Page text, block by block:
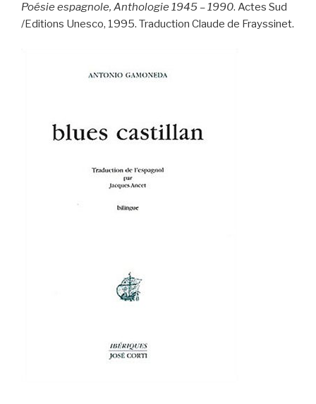
Poésie espagnole, Anthologie 1945 – 1990. Actes Sud
/Editions Unesco, 1995. Traduction Claude de Frayssinet.